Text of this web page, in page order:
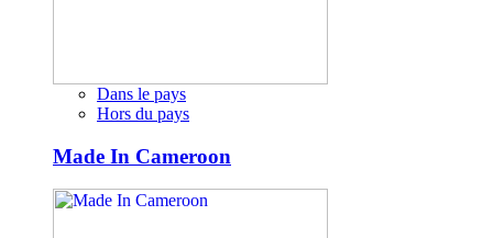
Dans le pays
Hors du pays
Made In Cameroon